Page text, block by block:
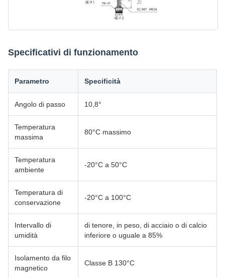
Specificativi di funzionamento
Parametro Specificità
Angolo di passo 10,8°
Temperatura
massima
80°C massimo
Temperatura
ambiente
-20°C a 50°C
Temperatura di
conservazione
-20°C a 100°C
Intervallo di
umidità
di tenore, in peso, di acciaio o di calcio
inferiore o uguale a 85%
Isolamento da filo
magnetico
Classe B 130°C